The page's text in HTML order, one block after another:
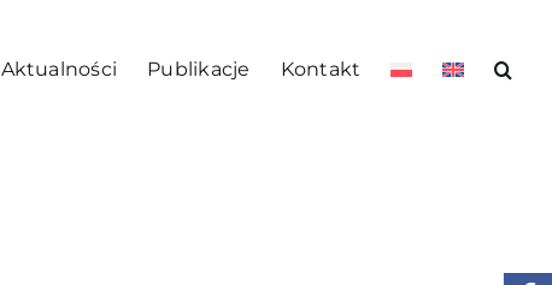
Aktualności Publikacje Kontakt